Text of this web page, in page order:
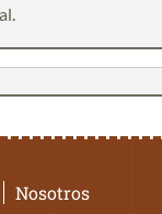
Nosotros